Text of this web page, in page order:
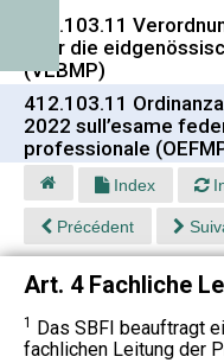
412.103.11
über die
(VEBMP)
412.103.11
2022 sull’esame
professionale
Index
Précédent
Art. 4 Fachliche
1 Das SBFI beauftragt
fachlichen Leitung der